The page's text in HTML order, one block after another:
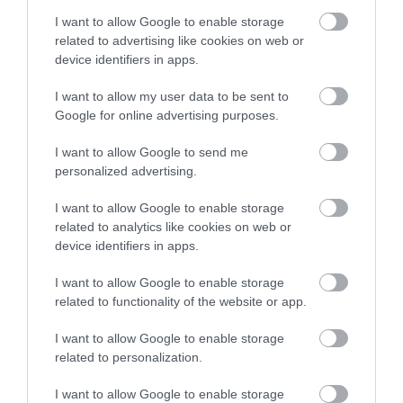
I want to allow Google to enable storage
related to advertising like cookies on web or
device identifiers in apps.
I want to allow my user data to be sent to
Google for online advertising purposes.
I want to allow Google to send me
personalized advertising.
I want to allow Google to enable storage
related to analytics like cookies on web or
device identifiers in apps.
I want to allow Google to enable storage
related to functionality of the website or app.
I want to allow Google to enable storage
related to personalization.
I want to allow Google to enable storage
2019. Augusztus 27.
de rendes ebédnyire voltunk
éhesek.
A több e nyári negatív
értékelés ellenére választottuk
- és nem bántuk meg.
teraszon is volt szabad asztal,
szép kilátásunk volt a tóra,
dombokra.
A pincér a kisfiával vette fel a
rendelést, szolgált fel.
Az ételek gyorsan elkészültek,
az átlagosnál kevesebbet
kellett várni és mindhárom étel
nagyon finom volt.